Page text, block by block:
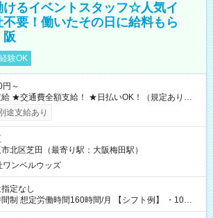
けるイベントスタッフ☆人気イ
要！働いたその日に給料もら
験OK
円～
あり） ┗
日に現金GET♪ お仕事後はコンビニATMから 日払
途支給あり
北区芝田（最寄り駅：大阪梅田駅）
ワンベルウッズ
定なし
定労働時間160時間/月 【シフト例】 ・10：